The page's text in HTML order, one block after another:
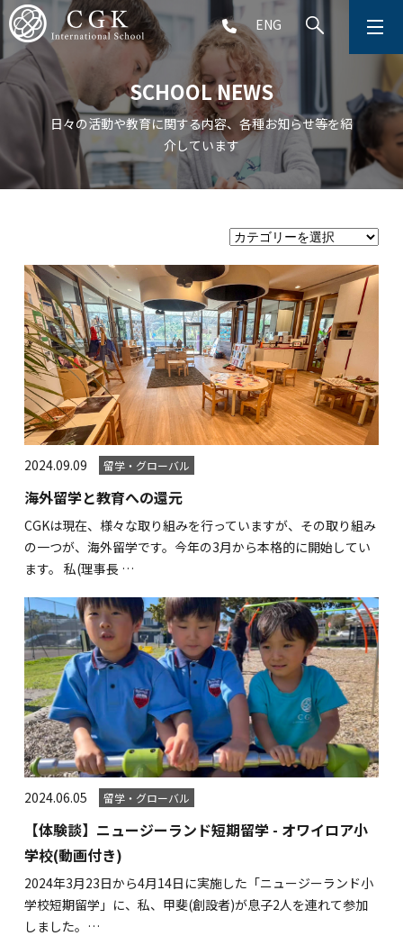
ENG
CGKについて
学校生活
プリスクール (2～5歳児)
高等部 (10～12年生)
アフタースクール (1～9年生)
海外留学・グローバル
コミュニティ
お問い合わせ
SCHOOL NEWS
学校経営コンサル
企業情報
採用・求人情報
保育園用物件紹介
横浜市物件情報募集
関内校
TEL(JP): 045-211-4427
TEL(EN): 045-211-4690
SCHOOL NEWS
日々の活動や教育に関する内容、各種お知らせ等を紹
介しています
2024.09.09 留学・グローバル
海外留学と教育への還元
CGKは現在、様々な取り組みを行っていますが、その取り組み
の一つが、海外留学です。今年の3月から本格的に開始してい
ます。 私(理事長 …
2024.06.05 留学・グローバル
【体験談】ニュージーランド短期留学 - オワイロア小
学校(動画付き)
2024年3月23日から4月14日に実施した「ニュージーランド小
学校短期留学」に、私、甲斐(創設者)が息子2人を連れて参加
しました。…